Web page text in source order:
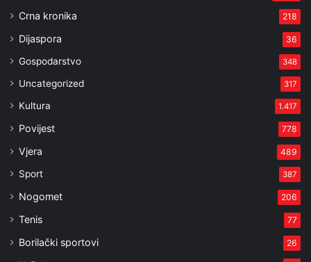
Crna kronika 218
Dijaspora 36
Gospodarstvo 348
Uncategorized 317
Kultura 1.417
Povijest 778
Vjera 489
Sport 387
Nogomet 206
Tenis 77
Borilački sportovi 26